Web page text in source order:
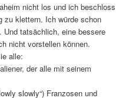
nicht los und ich beschloss
zu klettern. Ich würde schon
Und tatsächlich, eine bessere
nicht vorstellen können.
alle:
der alle mit seinem
slowly“) Franzosen und